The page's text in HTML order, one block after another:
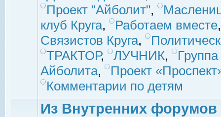
Проект "Айболит",
клуб Круга, Работаем вместе
Связистов Круга,
ТРАКТОР, ЛУЧНИК,
Айболита,
Проект
Комментарии по детям
Из Внутренних форумов